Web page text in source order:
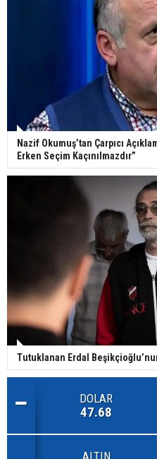
Nazif Okumuş’tan Çarpıcı
Erken Seçim Kaçınılmazdır”
Tutuklanan Erdal
DOLAR
47.68
ALTIN